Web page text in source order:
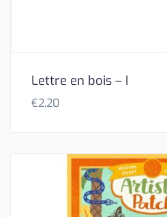
Lettre en bois – I
€2,20